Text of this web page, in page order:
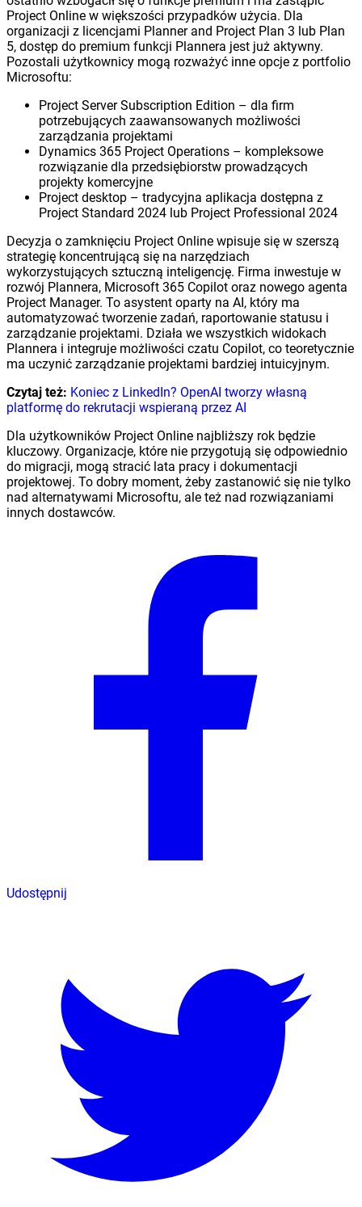
Project Online w większości przypadków użycia. Dla
organizacji z licencjami Planner and Project Plan 3 lub Plan
5, dostęp do premium funkcji Plannera jest już aktywny.
Pozostali użytkownicy mogą rozważyć inne opcje z portfolio
Microsoftu:
Project Server Subscription Edition – dla firm
potrzebujących zaawansowanych możliwości
zarządzania projektami
Dynamics 365 Project Operations – kompleksowe
rozwiązanie dla przedsiębiorstw prowadzących
projekty komercyjne
Project desktop – tradycyjna aplikacja dostępna z
Project Standard 2024 lub Project Professional 2024
Decyzja o zamknięciu Project Online wpisuje się w szerszą
strategię koncentrującą się na narzędziach
wykorzystujących sztuczną inteligencję. Firma inwestuje w
rozwój Plannera, Microsoft 365 Copilot oraz nowego agenta
Project Manager. To asystent oparty na AI, który ma
automatyzować tworzenie zadań, raportowanie statusu i
zarządzanie projektami. Działa we wszystkich widokach
Plannera i integruje możliwości czatu Copilot, co teoretycznie
ma uczynić zarządzanie projektami bardziej intuicyjnym.
Czytaj też: Koniec z LinkedIn? OpenAI tworzy własną
platformę do rekrutacji wspieraną przez AI
Dla użytkowników Project Online najbliższy rok będzie
kluczowy. Organizacje, które nie przygotują się odpowiednio
do migracji, mogą stracić lata pracy i dokumentacji
projektowej. To dobry moment, żeby zastanowić się nie tylko
nad alternatywami Microsoftu, ale też nad rozwiązaniami
innych dostawców.
Udostępnij